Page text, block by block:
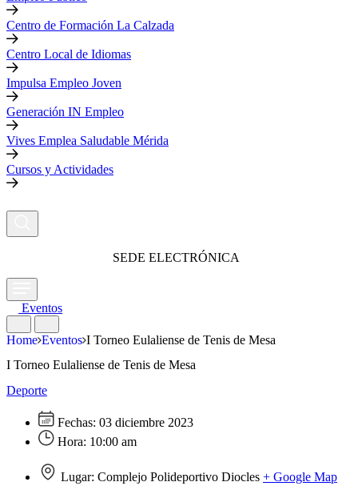
Centro de Formación La Calzada
Centro Local de Idiomas
Impulsa Empleo Joven
Generación IN Empleo
Vives Emplea Saludable Mérida
Cursos y Actividades
SEDE ELECTRÓNICA
Eventos
Home Eventos I Torneo Eulaliense de Tenis de Mesa
I Torneo Eulaliense de Tenis de Mesa
Deporte
Fechas: 03 diciembre 2023
Hora: 10:00 am
Lugar: Complejo Polideportivo Diocles + Google Map